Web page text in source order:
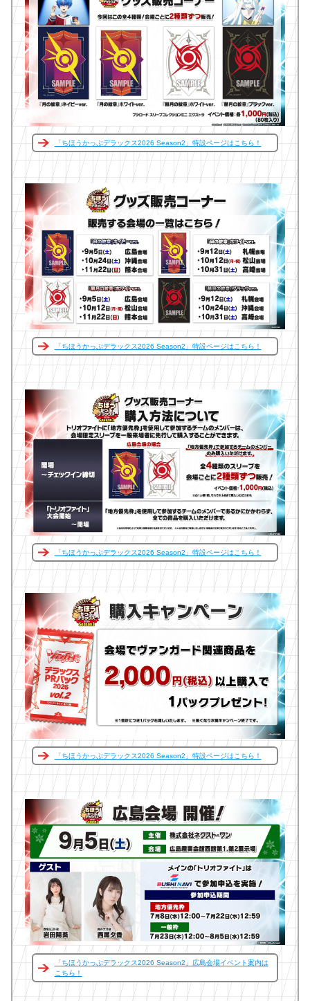
「ちほうかっぷデラックス2026 Season2」特設ページはこちら！
「ちほうかっぷデラックス2026 Season2」特設ページはこちら！
「ちほうかっぷデラックス2026 Season2」特設ページはこちら！
「ちほうかっぷデラックス2026 Season2」特設ページはこちら！
「ちほうかっぷデラックス2026 Season2」広島会場イベント案内は
こちら！